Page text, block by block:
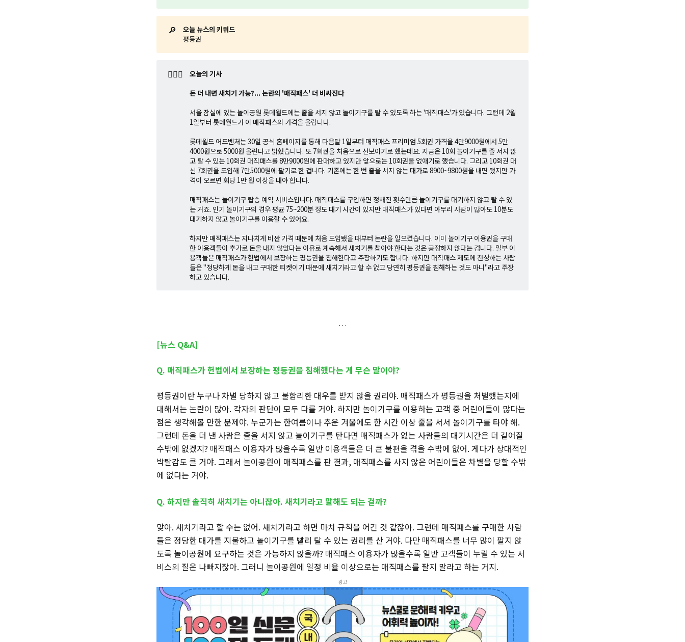
🔎
오늘 뉴스의 키워드
평등권
🤷🏼‍♂️
오늘의 기사
돈 더 내면 새치기 가능?... 논란의 '매직패스' 더 비싸진다
서울 잠실에 있는 놀이공원 롯데월드에는 줄을 서지 않고 놀이기구를 탈 수 있도록 하는 '매직패스'가 있습니다. 그런데 2월
1일부터 롯데월드가 이 매직패스의 가격을 올립니다.
롯데월드 어드벤처는 30일 공식 홈페이지를 통해 다음달 1일부터 매직패스 프리미엄 5회권 가격을 4만9000원에서 5만
4000원으로 5000원 올린다고 밝혔습니다. 또 7회권을 처음으로 선보이기로 했는데요. 지금은 10회 놀이기구를 줄 서지 않
고 탈 수 있는 10회권 매직패스를 8만9000원에 판매하고 있지만 앞으로는 10회권을 없애기로 했습니다. 그리고 10회권 대
신 7회권을 도입해 7만5000원에 팔기로 한 겁니다. 기존에는 한 번 줄을 서지 않는 대가로 8900~9800원을 내면 됐지만 가
격이 오르면 회당 1만 원 이상을 내야 합니다.
매직패스는 놀이기구 탑승 예약 서비스입니다. 매직패스를 구입하면 정해진 횟수만큼 놀이기구를 대기하지 않고 탈 수 있
는 거죠. 인기 놀이기구의 경우 평균 75~200분 정도 대기 시간이 있지만 매직패스가 있다면 아무리 사람이 많아도 10분도
대기하지 않고 놀이기구를 이용할 수 있어요.
하지만 매직패스는 지나치게 비싼 가격 때문에 처음 도입됐을 때부터 논란을 일으켰습니다. 이미 놀이기구 이용권을 구매
한 이용객들이 추가로 돈을 내지 않았다는 이유로 계속해서 새치기를 참아야 한다는 것은 공정하지 않다는 겁니다. 일부 이
용객들은 매직패스가 헌법에서 보장하는 평등권을 침해한다고 주장하기도 합니다. 하지만 매직패스 제도에 찬성하는 사람
들은 "정당하게 돈을 내고 구매한 티켓이기 때문에 새치기라고 할 수 없고 당연히 평등권을 침해하는 것도 아니"라고 주장
하고 있습니다.
[뉴스 Q&A]
Q. 매직패스가 헌법에서 보장하는 평등권을 침해했다는 게 무슨 말이야?
평등권이란 누구나 차별 당하지 않고 불합리한 대우를 받지 않을 권리야. 매직패스가 평등권을 처벌했는지에
대해서는 논란이 많아. 각자의 판단이 모두 다를 거야. 하지만 놀이기구를 이용하는 고객 중 어린이들이 많다는
점은 생각해볼 만한 문제야. 누군가는 한여름이나 추운 겨울에도 한 시간 이상 줄을 서서 놀이기구를 타야 해.
그런데 돈을 더 낸 사람은 줄을 서지 않고 놀이기구를 탄다면 매직패스가 없는 사람들의 대기시간은 더 길어질
수밖에 없겠지? 매직패스 이용자가 많을수록 일반 이용객들은 더 큰 불편을 겪을 수밖에 없어. 게다가 상대적인
박탈감도 클 거야. 그래서 놀이공원이 매직패스를 판 결과, 매직패스를 사지 않은 어린이들은 차별을 당할 수밖
에 없다는 거야.
Q. 하지만 솔직히 새치기는 아니잖아. 새치기라고 말해도 되는 걸까?
맞아. 새치기라고 할 수는 없어. 새치기라고 하면 마치 규칙을 어긴 것 같잖아. 그런데 매직패스를 구매한 사람
들은 정당한 대가를 지불하고 놀이기구를 빨리 탈 수 있는 권리를 산 거야. 다만 매직패스를 너무 많이 팔지 않
도록 놀이공원에 요구하는 것은 가능하지 않을까? 매직패스 이용자가 많을수록 일반 고객들이 누릴 수 있는 서
비스의 질은 나빠지잖아. 그러니 놀이공원에 일정 비율 이상으로는 매직패스를 팔지 말라고 하는 거지.
광고